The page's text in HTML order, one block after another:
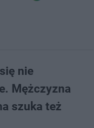
nie
Mężczyzna
szuka też